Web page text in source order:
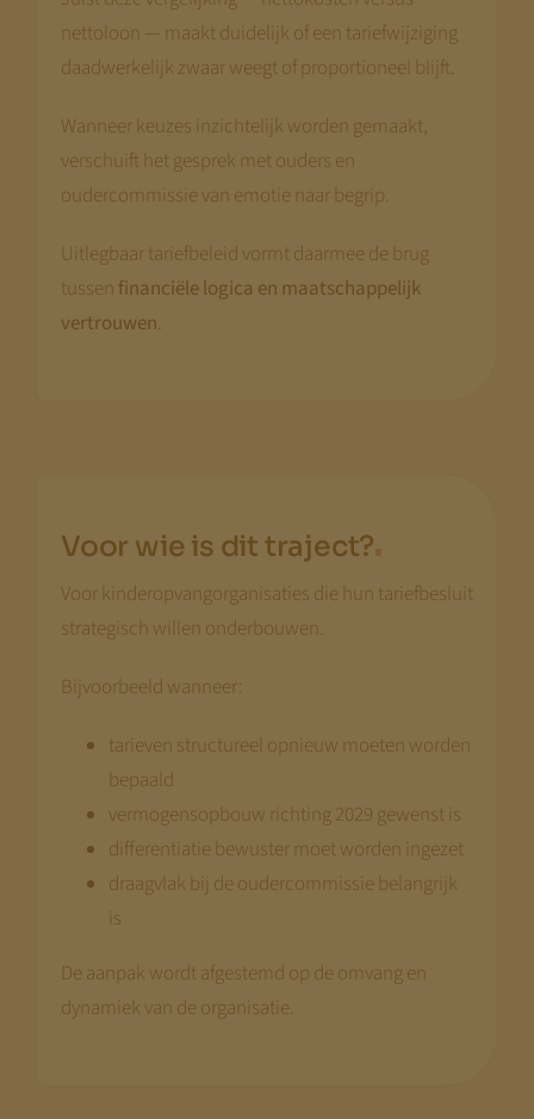
nettoloon — maakt duidelijk of een tariefwijziging
daadwerkelijk zwaar weegt of proportioneel blijft.
Wanneer keuzes inzichtelijk worden gemaakt,
verschuift het gesprek met ouders en
oudercommissie van emotie naar begrip.
Uitlegbaar tariefbeleid vormt daarmee de brug
tussenfinanciële logica en maatschappelijk
vertrouwen.
Voor wie is dit traject?.
Voor kinderopvangorganisaties die hun tariefbesluit
strategisch willen onderbouwen.
Bijvoorbeeld wanneer:
tarieven structureel opnieuw moeten worden
bepaald
vermogensopbouw richting 2029 gewenst is
differentiatie bewuster moet worden ingezet
draagvlak bij de oudercommissie belangrijk
is
De aanpak wordt afgestemd op de omvang en
dynamiek van de organisatie.